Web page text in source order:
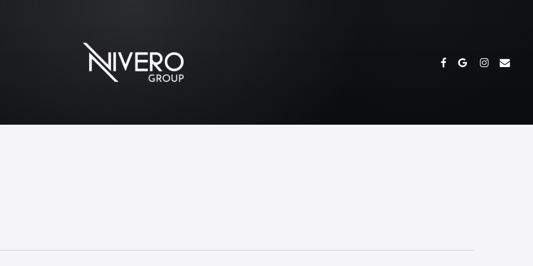
FACEBOOK
GOOGLE-INSTAGRAM
EMAIL